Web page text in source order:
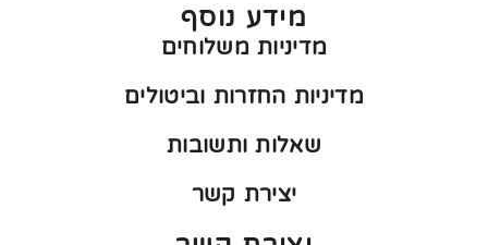
מידע נוסף
מדיניות משלוחים
מדיניות החזרות וביטולים
שאלות ותשובות
יצירת קשר